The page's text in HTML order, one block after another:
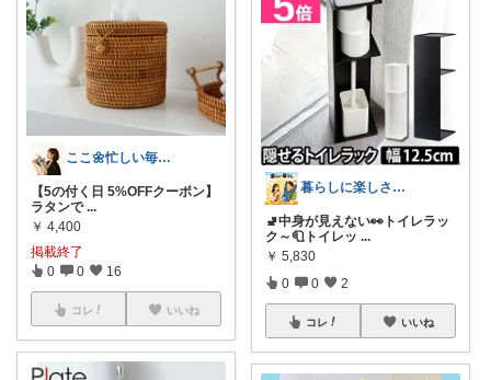
ここ🌼忙しい毎日を少しでも豊かに🌿
【5の付く日 5%OFFクーポン】
ラタンで ...
￥ 4,400
掲載終了
0 0 16
コレ いいね
暮らしに楽しさを｜生活雑貨と健康商品
🚽中身が見えない👀トイレラッ
ク～🧻トイレッ ...
￥ 5,830
0 0 2
コレ いいね